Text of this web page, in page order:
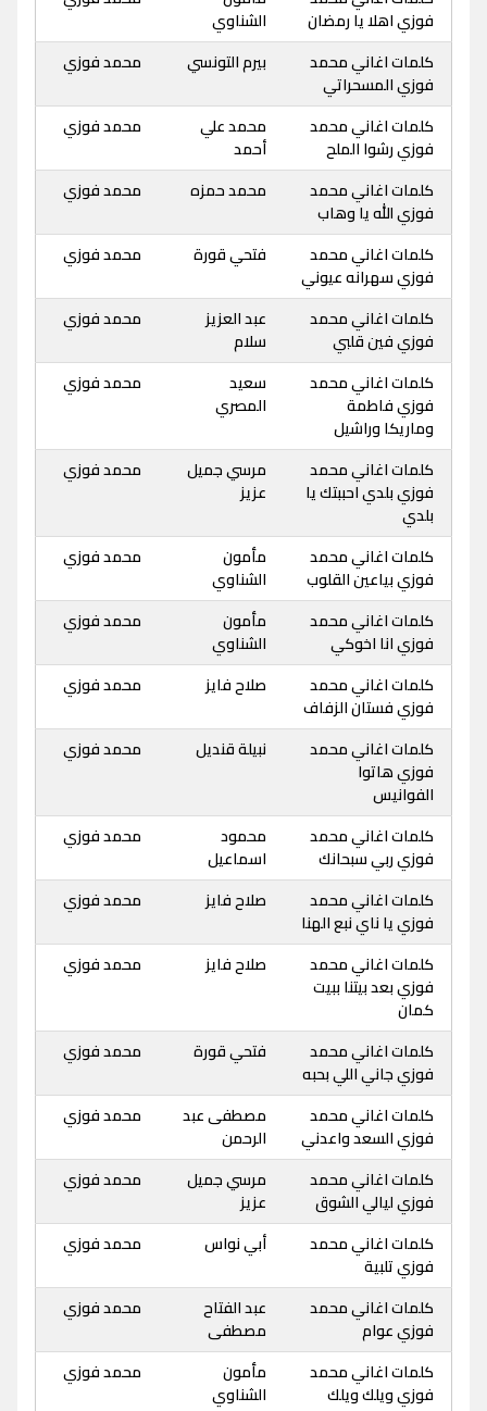
فوزي اهلا يا رمضان
الشناوي
كلمات اغاني محمد
فوزي المسحراتي
بيرم التونسي محمد فوزي
كلمات اغاني محمد
فوزي رشوا الملح
محمد علي
أحمد
محمد فوزي
كلمات اغاني محمد
فوزي الله يا وهاب
محمد حمزه محمد فوزي
كلمات اغاني محمد
فوزي سهرانه عيوني
فتحي قورة محمد فوزي
كلمات اغاني محمد
فوزي فين قلبي
عبد العزيز
سلام
محمد فوزي
كلمات اغاني محمد
فوزي فاطمة
وماريكا وراشيل
سعيد
المصري
محمد فوزي
كلمات اغاني محمد
فوزي بلدي احببتك يا
بلدي
مرسي جميل
عزيز
محمد فوزي
كلمات اغاني محمد
فوزي بياعين القلوب
مأمون
الشناوي
محمد فوزي
كلمات اغاني محمد
فوزي انا اخوكي
مأمون
الشناوي
محمد فوزي
كلمات اغاني محمد
فوزي فستان الزفاف
صلاح فايز محمد فوزي
كلمات اغاني محمد
فوزي هاتوا
الفوانيس
نبيلة قنديل محمد فوزي
كلمات اغاني محمد
فوزي ربي سبحانك
محمود
اسماعيل
محمد فوزي
كلمات اغاني محمد
فوزي يا ناي نبع الهنا
صلاح فايز محمد فوزي
كلمات اغاني محمد
فوزي بعد بيتنا ببيت
كمان
صلاح فايز محمد فوزي
كلمات اغاني محمد
فوزي جاني اللي بحبه
فتحي قورة محمد فوزي
كلمات اغاني محمد
فوزي السعد واعدني
مصطفى عبد
الرحمن
محمد فوزي
كلمات اغاني محمد
فوزي ليالي الشوق
مرسي جميل
عزيز
محمد فوزي
كلمات اغاني محمد
فوزي تلبية
أبي نواس محمد فوزي
كلمات اغاني محمد
فوزي عوام
عبد الفتاح
مصطفى
محمد فوزي
كلمات اغاني محمد
فوزي ويلك ويلك
مأمون
الشناوي
محمد فوزي